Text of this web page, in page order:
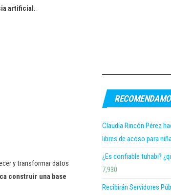
artificial.
y transformar datos
construir una base
Claudia Rincón Pérez
libres de acoso para
¿Es confiable tuhabi?
7,930
Recibirán Servidores